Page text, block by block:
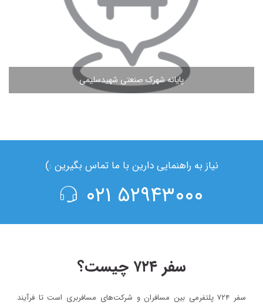
پایانه شهرک صنعتی شهیدسلیمی
مشاهده ادامه مطلب
نیاز به راهنمایی دارین با ما تماس بگیرین :)
۵۲۹۴۳۰۰۰ ۰۲۱
سفر ۷۲۴ چیست؟
سفر ۷۲۴ پلتفرمی بین مسافران و شرکت‌های مسافربری است تا فرآیند